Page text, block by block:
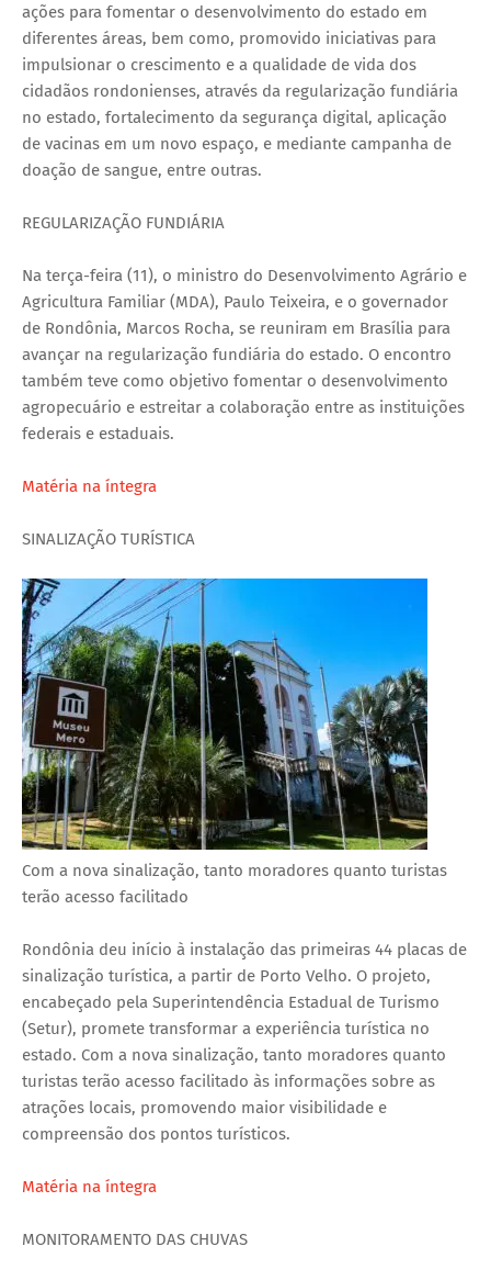
ações para fomentar o desenvolvimento do estado em
diferentes áreas, bem como, promovido iniciativas para
impulsionar o crescimento e a qualidade de vida dos
cidadãos rondonienses, através da regularização fundiária
no estado, fortalecimento da segurança digital, aplicação
de vacinas em um novo espaço, e mediante campanha de
doação de sangue, entre outras.
REGULARIZAÇÃO FUNDIÁRIA
Na terça-feira (11), o ministro do Desenvolvimento Agrário e
Agricultura Familiar (MDA), Paulo Teixeira, e o governador
de Rondônia, Marcos Rocha, se reuniram em Brasília para
avançar na regularização fundiária do estado. O encontro
também teve como objetivo fomentar o desenvolvimento
agropecuário e estreitar a colaboração entre as instituições
federais e estaduais.
Matéria na íntegra
SINALIZAÇÃO TURÍSTICA
Com a nova sinalização, tanto moradores quanto turistas
terão acesso facilitado
Rondônia deu início à instalação das primeiras 44 placas de
sinalização turística, a partir de Porto Velho. O projeto,
encabeçado pela Superintendência Estadual de Turismo
(Setur), promete transformar a experiência turística no
estado. Com a nova sinalização, tanto moradores quanto
turistas terão acesso facilitado às informações sobre as
atrações locais, promovendo maior visibilidade e
compreensão dos pontos turísticos.
Matéria na íntegra
MONITORAMENTO DAS CHUVAS